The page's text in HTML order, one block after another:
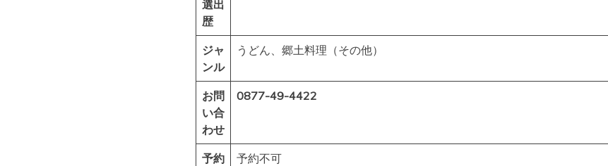
選出
歴
ジャ
ンル
うどん、郷土料理（その他）
お問
い合
わせ
0877-49-4422
予約
予約不可